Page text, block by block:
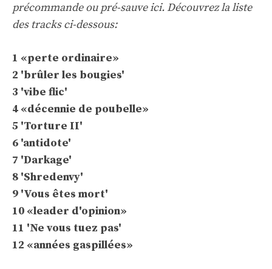
précommande ou pré-sauveici. Découvrez la liste
des tracks ci-dessous:
1 «perte ordinaire»
2 'brûler les bougies'
3 'vibe flic'
4 «décennie de poubelle»
5 'Torture II'
6 'antidote'
7 'Darkage'
8 'Shredenvy'
9 'Vous êtes mort'
10 «leader d'opinion»
11 'Ne vous tuez pas'
12 «années gaspillées»